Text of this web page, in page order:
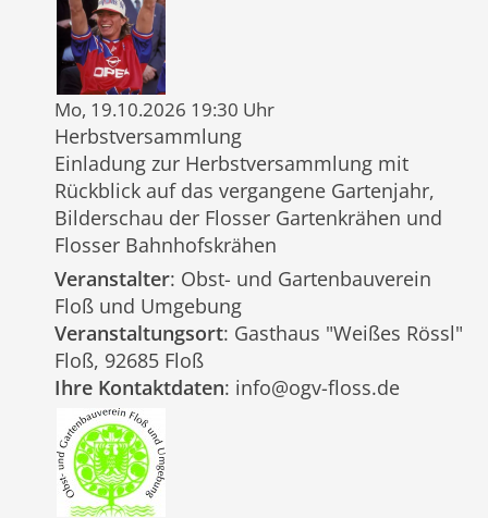
Mo, 19.10.2026 19:30 Uhr
Herbstversammlung
Einladung zur Herbstversammlung mit
Rückblick auf das vergangene Gartenjahr,
Bilderschau der Flosser Gartenkrähen und
Flosser Bahnhofskrähen
Veranstalter: Obst- und Gartenbauverein
Floß und Umgebung
Veranstaltungsort: Gasthaus "Weißes Rössl"
Floß, 92685 Floß
Ihre Kontaktdaten: info@ogv-floss.de